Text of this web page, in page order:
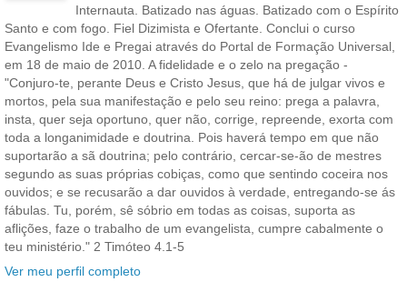
Internauta. Batizado nas águas. Batizado com o Espírito
Santo e com fogo. Fiel Dizimista e Ofertante. Conclui o curso
Evangelismo Ide e Pregai através do Portal de Formação Universal,
em 18 de maio de 2010. A fidelidade e o zelo na pregação -
"Conjuro-te, perante Deus e Cristo Jesus, que há de julgar vivos e
mortos, pela sua manifestação e pelo seu reino: prega a palavra,
insta, quer seja oportuno, quer não, corrige, repreende, exorta com
toda a longanimidade e doutrina. Pois haverá tempo em que não
suportarão a sã doutrina; pelo contrário, cercar-se-ão de mestres
segundo as suas próprias cobiças, como que sentindo coceira nos
ouvidos; e se recusarão a dar ouvidos à verdade, entregando-se ás
fábulas. Tu, porém, sê sóbrio em todas as coisas, suporta as
aflições, faze o trabalho de um evangelista, cumpre cabalmente o
teu ministério." 2 Timóteo 4.1-5
Ver meu perfil completo